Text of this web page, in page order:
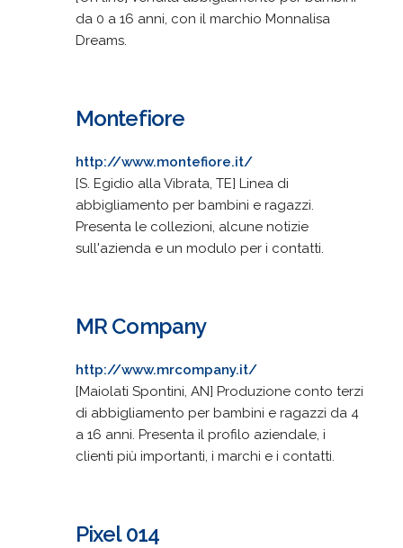
da 0 a 16 anni, con il marchio Monnalisa
Dreams.
Montefiore
http://www.montefiore.it/
[S. Egidio alla Vibrata, TE] Linea di
abbigliamento per bambini e ragazzi.
Presenta le collezioni, alcune notizie
sull'azienda e un modulo per i contatti.
MR Company
http://www.mrcompany.it/
[Maiolati Spontini, AN] Produzione conto terzi
di abbigliamento per bambini e ragazzi da 4
a 16 anni. Presenta il profilo aziendale, i
clienti più importanti, i marchi e i contatti.
Pixel 014